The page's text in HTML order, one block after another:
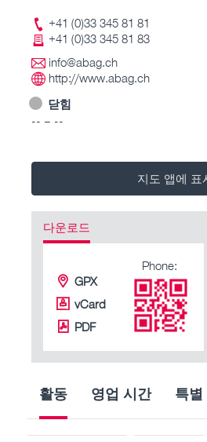
+41 (0)33 345 81 81
+41 (0)33 345 81 83
info@abag.ch
http://www.abag.ch
닫힘
-- – --
지도 앱에 표
다운로드
GPX
vCard
PDF
Phone:
활동 영업 시간 특별